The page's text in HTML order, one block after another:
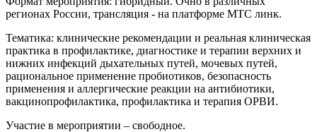
регионах России, трансляция - на платформе МТС линк.
Тематика: клинические рекомендации и реальная клиническая
практика в профилактике, диагностике и терапии верхних и
нижних инфекций дыхательных путей, мочевых путей,
рациональное применение пробиотиков, безопасность
применения и аллергические реакции на антибиотики,
вакцинопрофилактика, профилактика и терапия ОРВИ.
Участие в мероприятии – свободное.